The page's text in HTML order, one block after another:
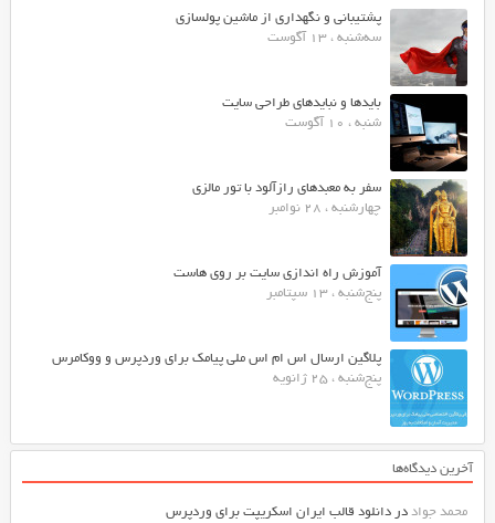
پشتیبانی و نگهداری از ماشین پولسازی
سه‌شنبه ، 13 آگوست
بایدها و نبایدهای طراحی سایت
شنبه ، 10 آگوست
سفر به معبدهای رازآلود با تور مالزی
چهارشنبه ، 28 نوامبر
آموزش راه اندازی سایت بر روی هاست
پنج‌شنبه ، 13 سپتامبر
پلاگین ارسال اس ام اس ملی پیامک برای وردپرس و ووکامرس
پنج‌شنبه ، 25 ژانویه
آخرین دیدگاه‌ها
محمد جواددر دانلود قالب ایران اسکریپت برای وردپرس